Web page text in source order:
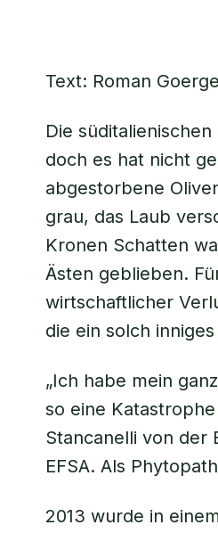
Text: Roman
Die
doch es hat nicht
abgestorbene
grau, das Laub
Kronen Schatten
Ästen geblieben.
wirtschaftlicher
die ein solch
„Ich habe mein
so eine
Stancanelli von der
EFSA. Als
2013 wurde in